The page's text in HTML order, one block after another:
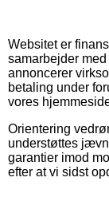
Websitet er
samarbejder
annoncerer
betaling under
vores
Orientering
understøttes
garantier imod
efter at vi sidst